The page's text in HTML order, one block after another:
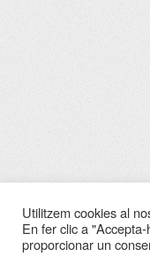
Utilitzem cookies al
En fer clic a
proporcionar un